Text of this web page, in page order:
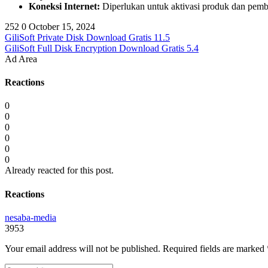
Koneksi Internet: Diperlukan untuk aktivasi produk dan
252 0 October 15, 2024
GiliSoft Private Disk Download Gratis 11.5
GiliSoft Full Disk Encryption Download Gratis 5.4
Ad Area
Reactions
0
0
0
0
0
0
Already reacted for this post.
Reactions
nesaba-media
3953
Your email address will not be published. Required fields are marked